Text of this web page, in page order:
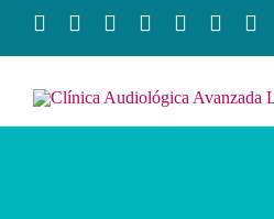
contenido